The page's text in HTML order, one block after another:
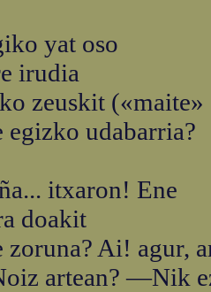
yat oso
irudia
zeuskit («maite»
egizko udabarria?
itxaron! Ene
doakit
zoruna? Ai! agur,
artean? —Nik